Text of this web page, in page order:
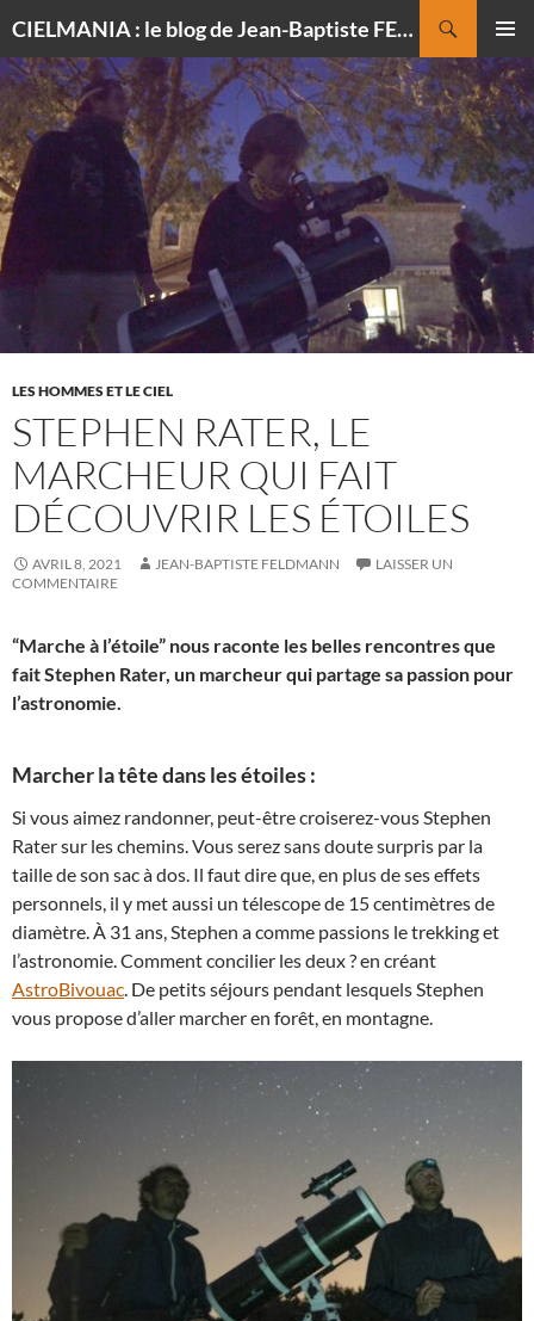
CIELMANIA : le blog de Jean-Baptiste FELDMANN, photographe du ciel
MENU
AU
CONTENU
LES HOMMES ET LE CIEL
STEPHEN RATER, LE
MARCHEUR QUI FAIT
DÉCOUVRIR LES ÉTOILES
AVRIL 8, 2021 JEAN-BAPTISTE FELDMANN
LAISSER UN
COMMENTAIRE
“Marche à l’étoile” nous raconte les belles rencontres que
fait Stephen Rater, un marcheur qui partage sa passion pour
l’astronomie.
Marcher la tête dans les étoiles :
Si vous aimez randonner, peut-être croiserez-vous Stephen
Rater sur les chemins. Vous serez sans doute surpris par la
taille de son sac à dos. Il faut dire que, en plus de ses effets
personnels, il y met aussi un télescope de 15 centimètres de
diamètre. À 31 ans, Stephen a comme passions le trekking et
l’astronomie. Comment concilier les deux ? en créant
AstroBivouac. De petits séjours pendant lesquels Stephen
vous propose d’aller marcher en forêt, en montagne.